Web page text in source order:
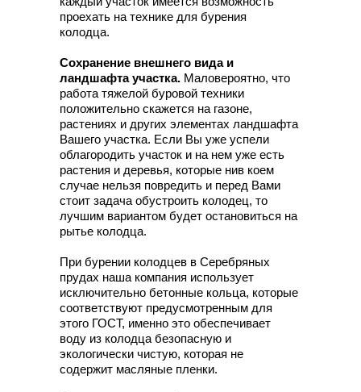
проехать на технике для бурения
колодца.
Сохранение внешнего вида и
ландшафта участка. Маловероятно, что
работа тяжелой буровой техники
положительно скажется на газоне,
растениях и других элементах ландшафта
Вашего участка. Если Вы уже успели
облагородить участок и на нем уже есть
растения и деревья, которые нив коем
случае нельзя повредить и перед Вами
стоит задача обустроить колодец, то
лучшим вариантом будет остановиться на
рытье колодца.
При бурении колодцев в Серебряных
прудах наша компания использует
исключительно бетонные кольца, которые
соответствуют предусмотренным для
этого ГОСТ, именно это обеспечивает
воду из колодца безопасную и
экологически чистую, которая не
содержит масляные пленки.